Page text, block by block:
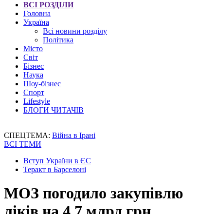
ВСІ РОЗДІЛИ
Головна
Україна
Всі новини розділу
Політика
Місто
Світ
Бізнес
Наука
Шоу-бізнес
Спорт
Lifestyle
БЛОГИ ЧИТАЧІВ
СПЕЦТЕМА: Війна в Ірані
ВСІ ТЕМИ
Вступ України в ЄС
Теракт в Барселоні
МОЗ погодило закупівлю